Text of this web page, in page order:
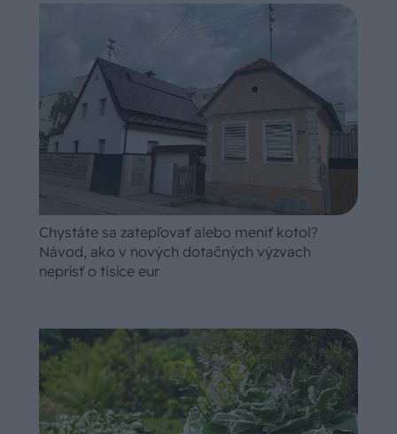
Chystáte sa zatepľovať alebo meniť kotol?
Návod, ako v nových dotačných výzvach
neprísť o tisíce eur